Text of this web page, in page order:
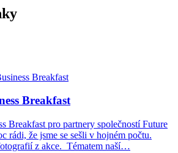
Breakfast
Breakfast pro partnery společností Future
rádi, že jsme se sešli v hojném počtu.
z akce. Tématem naší…